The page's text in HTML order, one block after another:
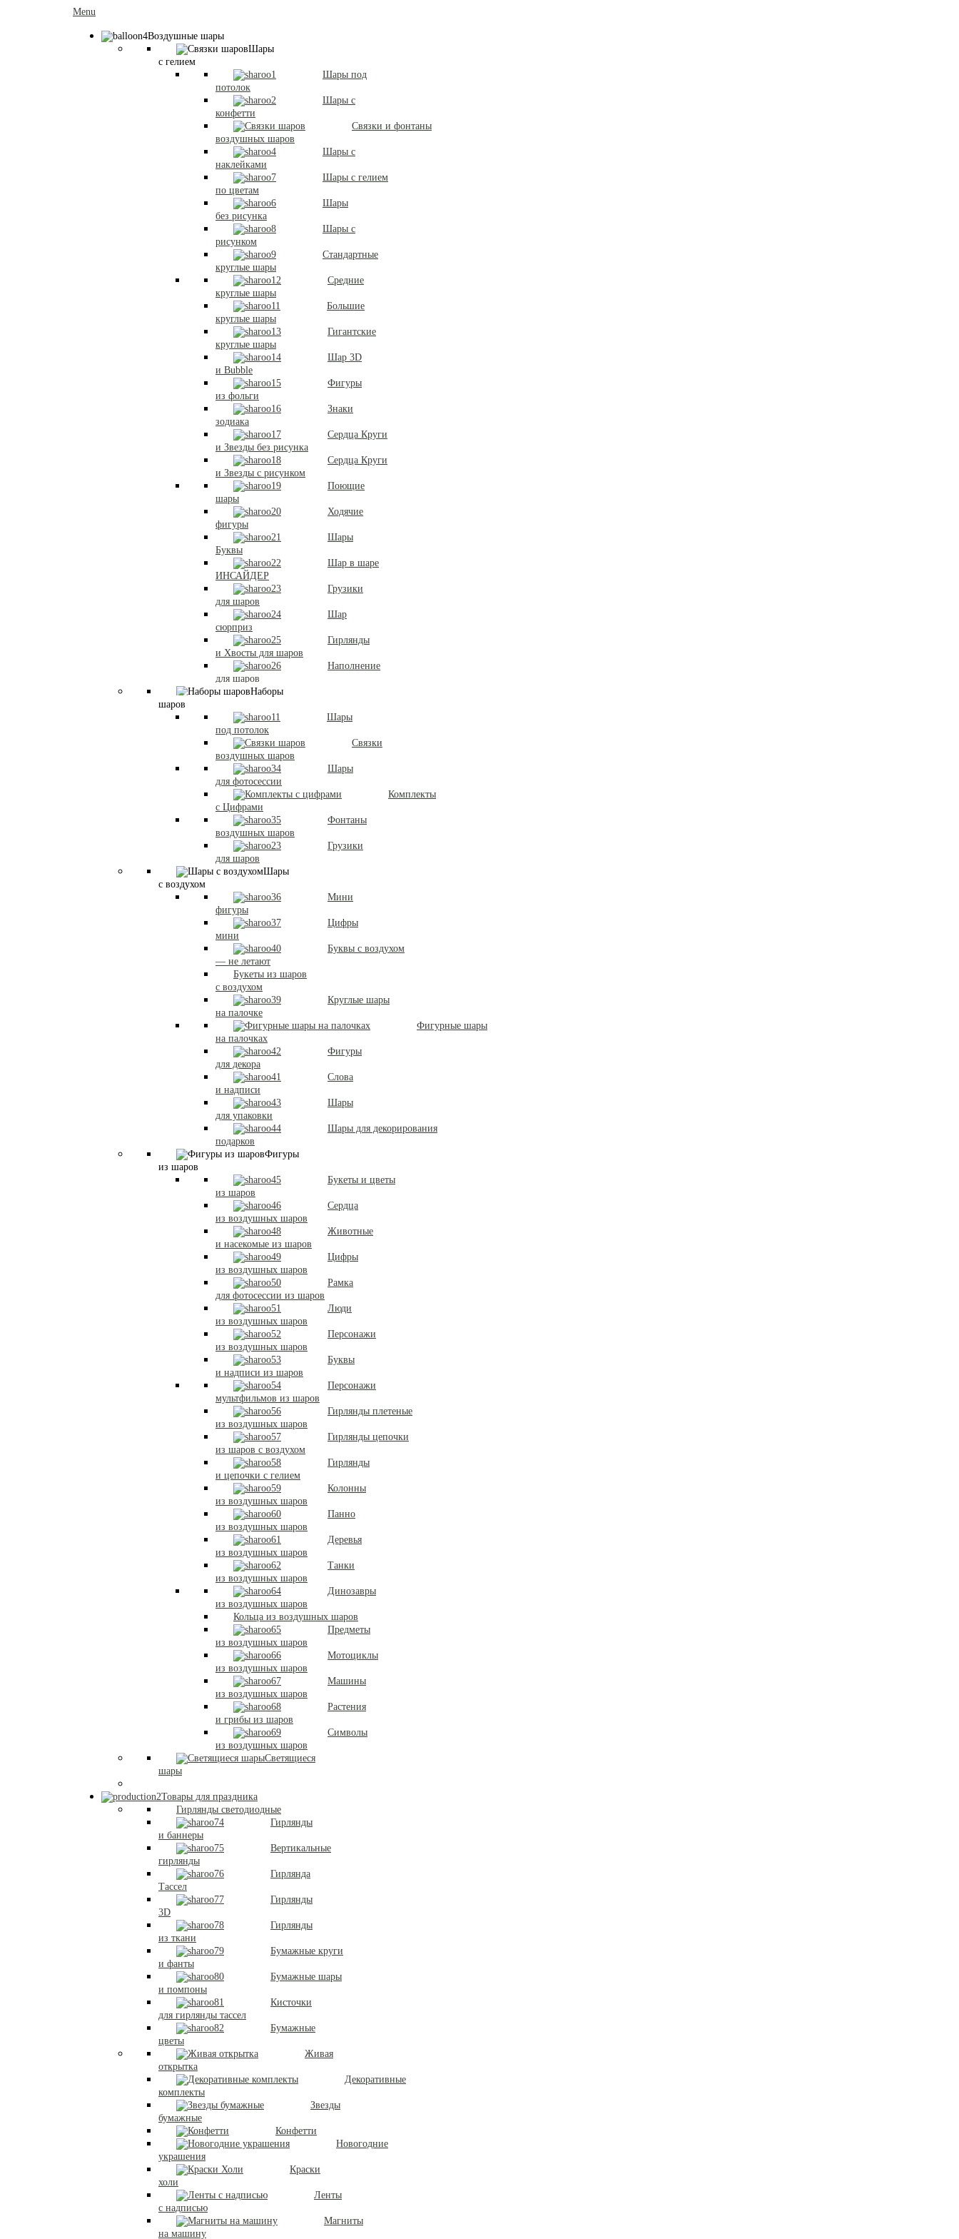
Menu
Воздушные шары
Шары
с гелием
Шары под
потолок
Шары с
конфетти
Связки и фонтаны
воздушных шаров
Шары с
наклейками
Шары с гелием
по цветам
Шары
без рисунка
Шары с
рисунком
Стандартные
круглые шары
Средние
круглые шары
Большие
круглые шары
Гигантские
круглые шары
Шар 3D
и Bubble
Фигуры
из фольги
Знаки
зодиака
Сердца Круги
и Звезды без рисунка
Сердца Круги
и Звезды с рисунком
Поющие
шары
Ходячие
фигуры
Шары
Буквы
Шар в шаре
ИНСАЙДЕР
Грузики
для шаров
Шар
сюрприз
Гирлянды
и Хвосты для шаров
Наполнение
для шаров
Наборы
шаров
Шары
под потолок
Связки
воздушных шаров
Шары
для фотосессии
Комплекты
с Цифрами
Фонтаны
воздушных шаров
Грузики
для шаров
Шары
с воздухом
Мини
фигуры
Цифры
мини
Буквы с воздухом
— не летают
Букеты из шаров
с воздухом
Круглые шары
на палочке
Фигурные шары
на палочках
Фигуры
для декора
Слова
и надписи
Шары
для упаковки
Шары для декорирования
подарков
Фигуры
из шаров
Букеты и цветы
из шаров
Сердца
из воздушных шаров
Животные
и насекомые из шаров
Цифры
из воздушных шаров
Рамка
для фотосессии из шаров
Люди
из воздушных шаров
Персонажи
из воздушных шаров
Буквы
и надписи из шаров
Персонажи
мультфильмов из шаров
Гирлянды плетеные
из воздушных шаров
Гирлянды цепочки
из шаров с воздухом
Гирлянды
и цепочки с гелием
Колонны
из воздушных шаров
Панно
из воздушных шаров
Деревья
из воздушных шаров
Танки
из воздушных шаров
Динозавры
из воздушных шаров
Кольца из воздушных шаров
Предметы
из воздушных шаров
Мотоциклы
из воздушных шаров
Машины
из воздушных шаров
Растения
и грибы из шаров
Символы
из воздушных шаров
Светящиеся
шары
Товары для праздника
Гирлянды светодиодные
Гирлянды
и баннеры
Вертикальные
гирлянды
Гирлянда
Тассел
Гирлянды
3D
Гирлянды
из ткани
Бумажные круги
и фанты
Бумажные шары
и помпоны
Кисточки
для гирлянды тассел
Бумажные
цветы
Живая
открытка
Декоративные
комплекты
Звезды
бумажные
Конфетти
Новогодние
украшения
Краски
холи
Ленты
с надписью
Магниты
на машину